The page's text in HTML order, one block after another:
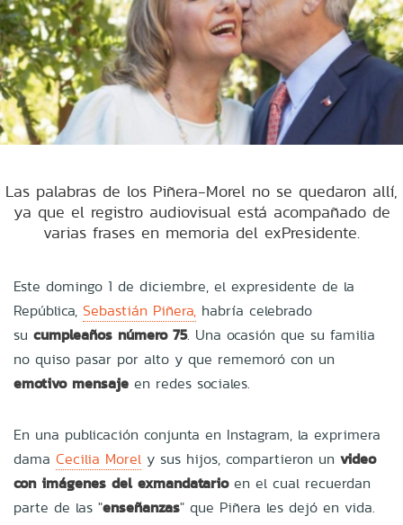
Las palabras de los Piñera-Morel no se quedaron allí,
ya que el registro audiovisual está acompañado de
varias frases en memoria del exPresidente.
Este domingo 1 de diciembre, el expresidente de la
República, Sebastián Piñera, habría celebrado
su cumpleaños número 75. Una ocasión que su familia
no quiso pasar por alto y que rememoró con un
emotivo mensaje en redes sociales.
En una publicación conjunta en Instagram, la exprimera
dama Cecilia Morel y sus hijos, compartieron un video
con imágenes del exmandatario en el cual recuerdan
parte de las "enseñanzas" que Piñera les dejó en vida.